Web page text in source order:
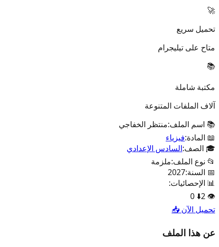
🚀
تحميل سريع
متاح على تيليجرام
📚
مكتبة شاملة
آلاف الملفات المتنوعة
📚 اسم الملف:منتظر الخفاجي
📖 المادة:فيزياء
🎓 الصف:السادس الإعدادي
📂 نوع الملف:ملزمة
📅 السنة:2027
📊 الإحصائيات:
👁️
2
⬇️
0
تحميل الآن 📥
عن هذا الملف